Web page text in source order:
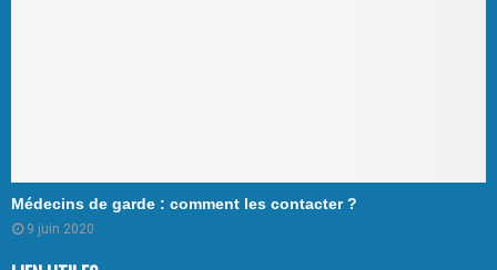
Médecins de garde : comment les contacter ?
9 juin 2020